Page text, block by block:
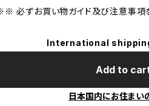
必ずお買い物ガイド及び注意事項
International
Add to
日本国内にお住まい